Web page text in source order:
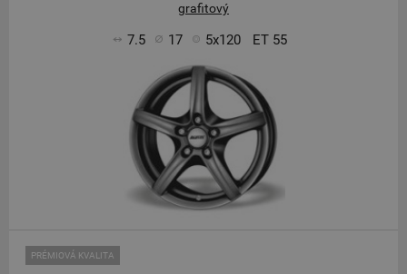
grafitový
7.5 17 5x120 ET 55
PRÉMIOVÁ KVALITA